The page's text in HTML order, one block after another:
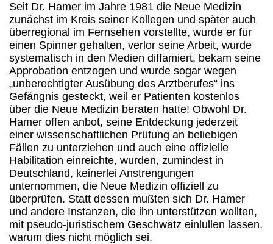
Seit Dr. Hamer im Jahre 1981 die Neue Medizin
zunächst im Kreis seiner Kollegen und später auch
überregional im Fernsehen vorstellte, wurde er für
einen Spinner gehalten, verlor seine Arbeit, wurde
systematisch in den Medien diffamiert, bekam seine
Approbation entzogen und wurde sogar wegen
„unberechtigter Ausübung des Arztberufes“ ins
Gefängnis gesteckt, weil er Patienten kostenlos
über die Neue Medizin beraten hatte! Obwohl Dr.
Hamer offen anbot, seine Entdeckung jederzeit
einer wissenschaftlichen Prüfung an beliebigen
Fällen zu unterziehen und auch eine offizielle
Habilitation einreichte, wurden, zumindest in
Deutschland, keinerlei Anstrengungen
unternommen, die Neue Medizin offiziell zu
überprüfen. Statt dessen mußten sich Dr. Hamer
und andere Instanzen, die ihn unterstützen wollten,
mit pseudo-juristischem Geschwätz einlullen lassen,
warum dies nicht möglich sei.